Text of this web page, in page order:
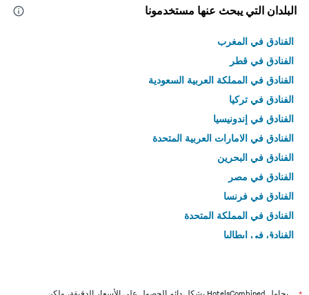
البلدان التي يبحث عنها مستخدمونا
الفنادق في المغرب
الفنادق في قطر
الفنادق في المملكة العربية السعودية
الفنادق في تركيا
الفنادق في إندونيسيا
الفنادق في الامارات العربية المتحدة
الفنادق في البحرين
الفنادق في مصر
الفنادق في فرنسا
الفنادق في المملكة المتحدة
الفنادق في إيطاليا